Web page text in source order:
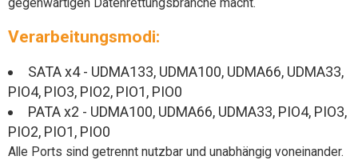
Verarbeitungsmodi:
SATA x4 - UDMA133, UDMA100, UDMA66, UDMA33,
PIO4, PIO3, PIO2, PIO1, PIO0
PATA x2 - UDMA100, UDMA66, UDMA33, PIO4, PIO3,
PIO2, PIO1, PIO0
Alle Ports sind getrennt nutzbar und unabhängig voneinander.